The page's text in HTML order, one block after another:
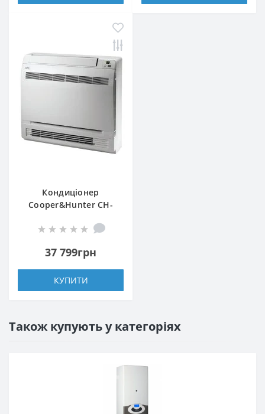
Кондиціонер
Cooper&Hunter CH-
37 799грн
КУПИТИ
Також купують у категоріях